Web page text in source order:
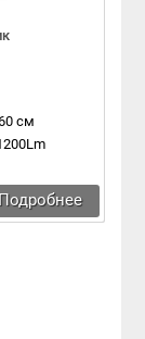
см
Подробнее